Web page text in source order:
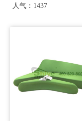
人气：1437